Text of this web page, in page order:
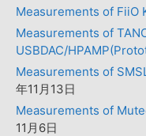
Measurements of FiiO
Measurements of
USBDAC/
Measurements of
年11月13日
Measurements of
11月6日